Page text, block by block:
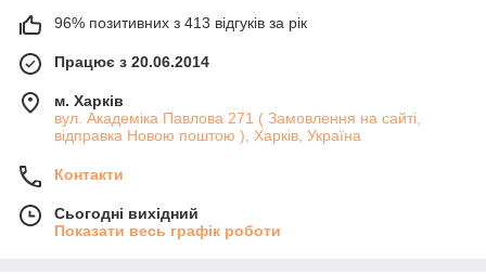
дотримуйтесь інструкцій та насолоджуйтесь творчим
процесом.
дорослих, так і для дітей. Це відмінний спосіб провести час у
родинному колі або друзів, а також ідеальний подарунок для
любителів творчості.
Не пропустіть шанс стати справжнім художником та створити
свій унікальний шедевр. Купуйте набір для малювання
картин по номерам на полотні в тематиці "Будинки, котеджі,
замки" прямо зараз і дайте волю своїй фантазії!
96% позитивних з 413 відгуків за рік
Працює з 20.06.2014
м. Харків
вул. Академіка Павлова 271 ( Замовлення на сайті,
відправка Новою поштою ), Харків, Україна
Контакти
Сьогодні вихідний
Показати весь графік роботи